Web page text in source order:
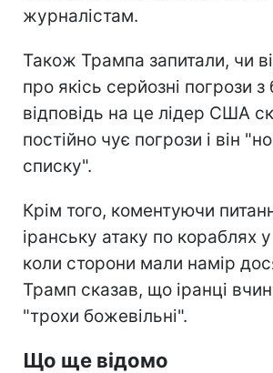
журналістам.
Також Трампа запитали, чи
про якісь серйозні погрози з
відповідь на це лідер США
постійно чує погрози і він
списку".
Крім того, коментуючи
іранську атаку по кораблях
коли сторони мали намір
Трамп сказав, що іранці
"трохи божевільні".
Що ще відомо